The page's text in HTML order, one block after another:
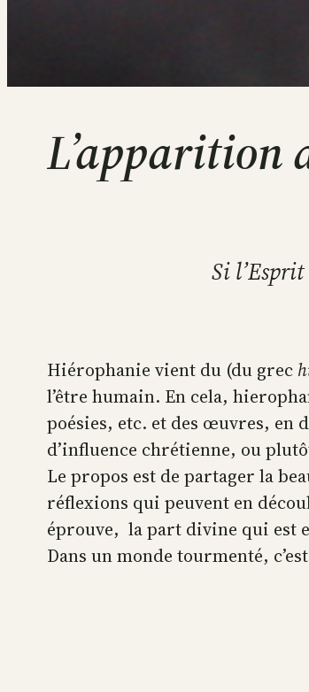
L’apparition
Si
Hiérophanie vient du (du grec
l’être humain. En cela,
poésies, etc. et des œuvres, en
d’influence chrétienne, ou
Le propos est de partager la
réflexions qui peuvent en
éprouve, la part divine qui est
Dans un monde tourmenté,